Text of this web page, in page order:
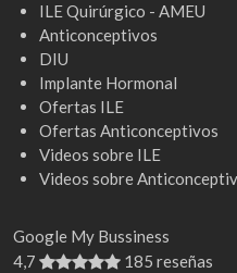
ILE Quirúrgico - AMEU
Anticonceptivos
DIU
Implante Hormonal
Ofertas ILE
Ofertas Anticonceptivos
Videos sobre ILE
Videos sobre
Google My Bussiness
4,7
185 reseñas